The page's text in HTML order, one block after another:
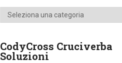
Categorie
CodyCross Cruciverba
Soluzioni